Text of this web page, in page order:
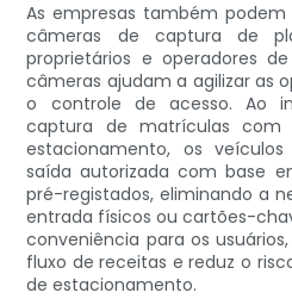
As empresas também
câmeras de captura de
proprietários e operadores
câmeras ajudam a agilizar as
o controle de acesso. Ao
captura de matrículas com
estacionamento, os
saída autorizada com base
pré-registados, eliminando a
entrada físicos ou cartões-
conveniência para os
fluxo de receitas e reduz o
de estacionamento.